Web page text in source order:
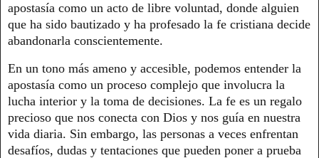
apostasía como un acto de libre voluntad, donde alguien
que ha sido bautizado y ha profesado la fe cristiana decide
abandonarla conscientemente.
En un tono más ameno y accesible, podemos entender la
apostasía como un proceso complejo que involucra la
lucha interior y la toma de decisiones. La fe es un regalo
precioso que nos conecta con Dios y nos guía en nuestra
vida diaria. Sin embargo, las personas a veces enfrentan
desafíos, dudas y tentaciones que pueden poner a prueba